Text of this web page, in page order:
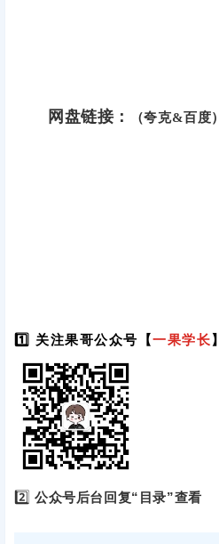
网盘链接： （夸克&百度）
1️⃣ 关注果哥公众号【一果学长】
2️⃣公众号后台回复“目录”查看